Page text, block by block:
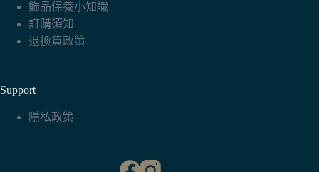
飾品保養小知識
訂購須知
退換貨政策
Support
隱私政策